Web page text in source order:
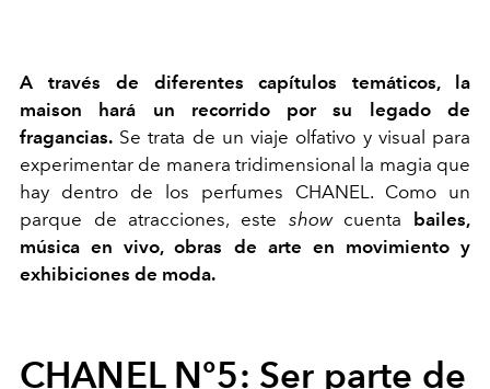
A través de diferentes capítulos temáticos, la
maison hará un recorrido por su legado de
fragancias. Se trata de un viaje olfativo y visual para
experimentar de manera tridimensional la magia que
hay dentro de los perfumes CHANEL. Como un
parque de atracciones, este show cuenta
bailes,
música en vivo, obras de arte en movimiento y
exhibiciones de moda.
CHANEL Nº5: Ser parte de